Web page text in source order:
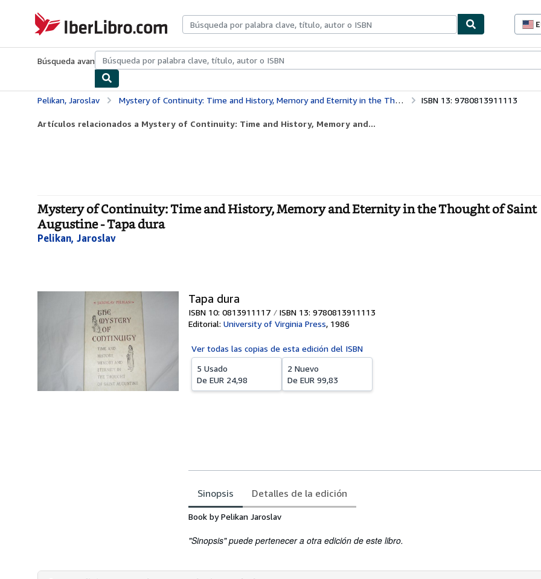
IberLibro.com
Búsqueda avanzadaColecciones Libros antiguosArte y coleccionismo
Pelikan, Jaroslav Mystery of Continuity: Time and History, Memory and Eternity in the Thought of Saint Augustine ISBN 13: 9780813911113
Artículos relacionados a Mystery of Continuity: Time and History, Memory and...
Mystery of Continuity: Time and History, Memory and Eternity in the Thought of Saint
Augustine - Tapa dura
Pelikan, Jaroslav
Tapa dura
ISBN 10: 0813911117 ISBN 13: 9780813911113
Editorial: University of Virginia Press, 1986
Ver todas las copias de esta edición del ISBN
5 Usado
De EUR 24,98
2 Nuevo
De EUR 99,83
Sinopsis Detalles de la edición
Sinopsis
Book by Pelikan Jaroslav
"Sinopsis" puede pertenecer a otra edición de este libro.